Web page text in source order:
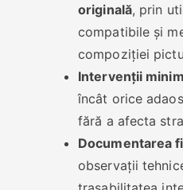
originală, prin
compatibile și
compoziției
Intervenții
încât orice
fără a afecta
Documentarea
observații